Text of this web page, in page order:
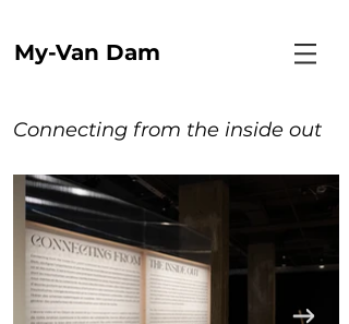
My-Van Dam
Connecting from the inside out